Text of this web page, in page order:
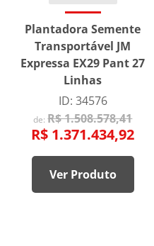
Plantadora Semente
Transportável JM
Expressa EX29 Pant 27
Linhas
ID: 34576
de:R$ 1.508.578,41
R$ 1.371.434,92
Ver Produto